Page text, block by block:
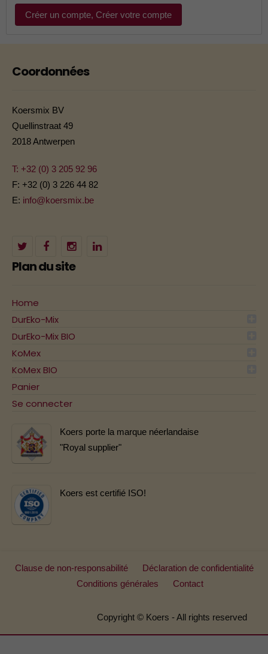
Créer un compte, Créer votre compte
Coordonnées
Koersmix BV
Quellinstraat 49
2018 Antwerpen
T: +32 (0) 3 205 92 96
F: +32 (0) 3 226 44 82
E: info@koersmix.be
Plan du site
Home
DurEko-Mix
DurEko-Mix BIO
KoMex
KoMex BIO
Panier
Se connecter
Koers porte la marque néerlandaise
"Royal supplier"
Koers est certifié ISO!
Clause de non-responsabilité
Déclaration de confidentialité
Conditions générales
Contact
Copyright © Koers - All rights reserved